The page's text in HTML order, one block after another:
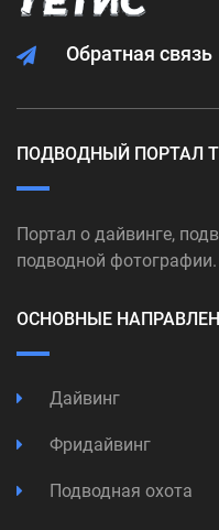
Обратная связь
ПОДВОДНЫЙ ПОРТАЛ
Портал о дайвинге,
подводной фотографии.
ОСНОВНЫЕ
Дайвинг
Фридайвинг
Подводная охота